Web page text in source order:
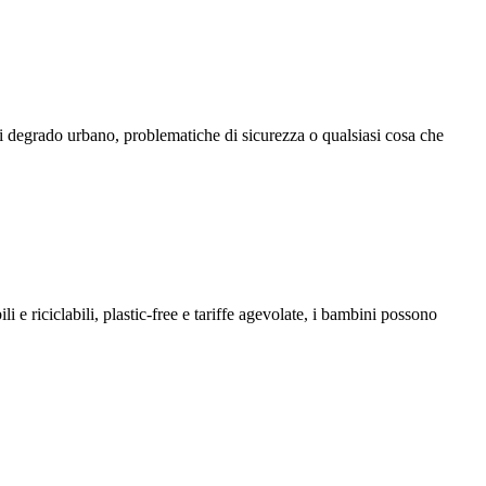
urbano, problematiche di sicurezza o qualsiasi cosa che
e riciclabili, plastic-free e tariffe agevolate, i bambini possono